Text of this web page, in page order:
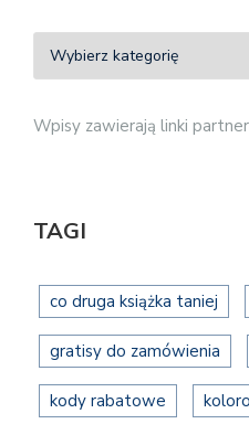
Wpisy zawierają linki
TAGI
co druga książka taniej
gratisy do zamówienia
kody rabatowe